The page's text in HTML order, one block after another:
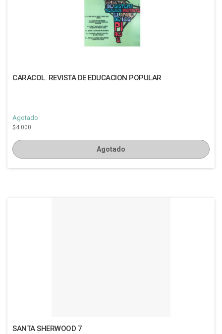
CARACOL. REVISTA DE EDUCACION POPULAR
Agotado
$4.000
Agotado
SANTA SHERWOOD 7